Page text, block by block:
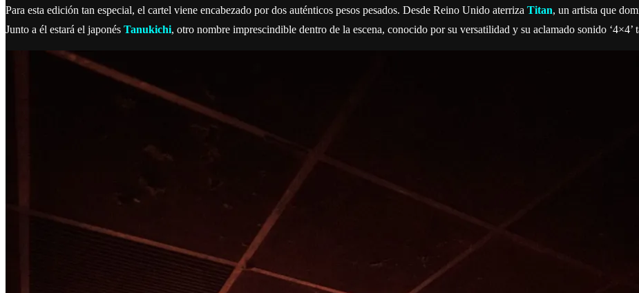
Para esta edición tan especial, el cartel viene encabezado por dos auténticos pesos pesados. Desde Reino Unido aterriza Titan, un artista que
Junto a él estará el japonés Tanukichi, otro nombre imprescindible dentro de la escena, conocido por su versatilidad y su aclamado sonido